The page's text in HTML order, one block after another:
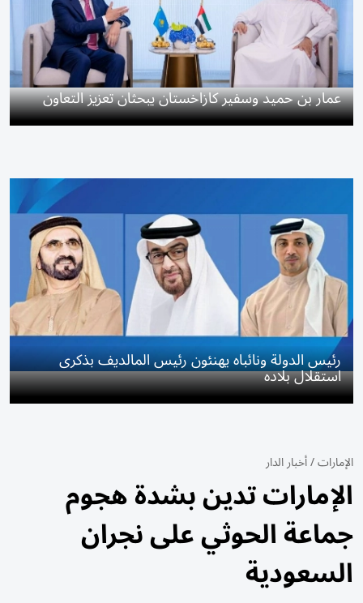
عمار بن حميد وسفير كازاخستان يبحثان تعزيز التعاون
رئيس الدولة ونائباه يهنئون رئيس المالديف بذكرى
استقلال بلاده
الإمارات/أخبار الدار
الإمارات تدين بشدة هجوم
جماعة الحوثي على نجران
السعودية